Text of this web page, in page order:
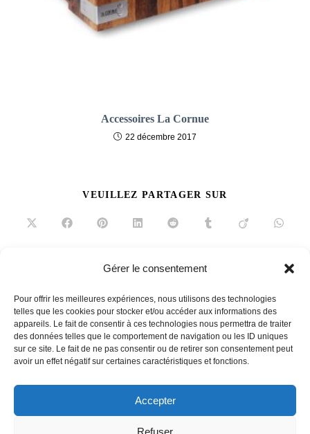
Gérer le consentement
Pour offrir les meilleures expériences, nous utilisons des technologies
telles que les cookies pour stocker et/ou accéder aux informations des
appareils. Le fait de consentir à ces technologies nous permettra de traiter
des données telles que le comportement de navigation ou les ID uniques
sur ce site. Le fait de ne pas consentir ou de retirer son consentement peut
avoir un effet négatif sur certaines caractéristiques et fonctions.
Accepter
Refuser
Accessoires La Cornue
22 décembre 2017
VEUILLEZ PARTAGER SUR
CONTENU
Ouvrir
Ouvrir
Ouvrir
fenêtre
Ouvrir
fenêtre
Ouvrir
fenêtre
Ouvrir
Ouvrir
Ouvrir
fenêtre
more
articles
Sushi Shop joue la couleur et l’illusion avec Pierre Brault
Article suivant
Le Vita, les nouveaux luminaires de Faro Barcelona